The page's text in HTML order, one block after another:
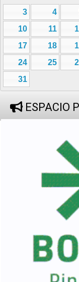
3
4
10
11
17
18
24
25
31
ESPACIO